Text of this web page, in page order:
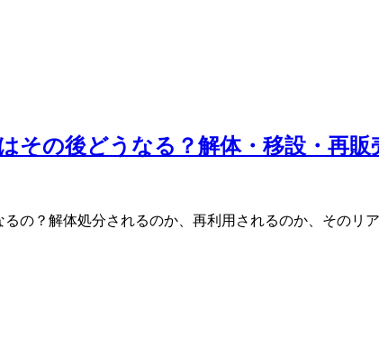
その後どうなる？解体・移設・再
の？解体処分されるのか、再利用されるのか、そのリ